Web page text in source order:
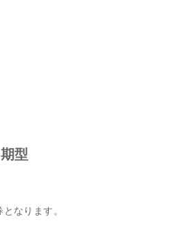
型
なります。